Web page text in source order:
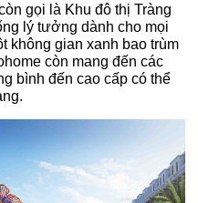
gọi là Khu đô thị Tràng
lý tưởng dành cho mọi
không gian xanh bao trùm
còn mang đến các
bình đến cao cấp có thể